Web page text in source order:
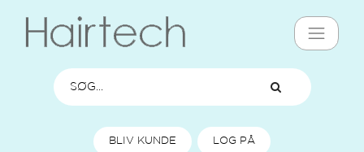
BLIV KUNDE LOG PÅ